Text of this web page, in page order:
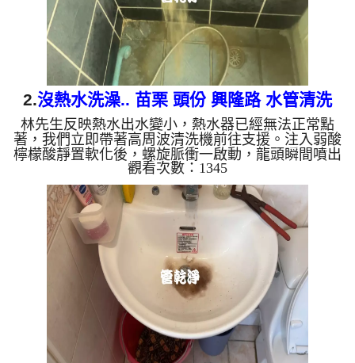
2.沒熱水洗澡.. 苗栗 頭份 興隆路 水管清洗
林先生反映熱水出水變小，熱水器已經無法正常點
著，我們立即帶著高周波清洗機前往支援。注入弱酸
檸檬酸靜置軟化後，螺旋脈衝一啟動，龍頭瞬間噴出
鐵銹水！經過兩小時努力，熱水出水量終於恢復清澈
與強勁，。 為什麼水管需要定期「大掃除」？ 單靠
水壓帶不走管壁陳年汙垢。不同的水質顏色，反映了
不同的居家隱患： 棕色（鐵鏽）： 管線老化徵兆。
黑色（氧化錳）： 常見於地下水源。 綠色（銅
綠）： 銅合金接頭氧化。 乳白（生物膜）： 細菌黏
液滋生的...
觀看次數：1345